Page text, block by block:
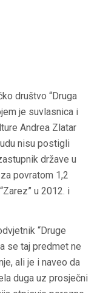
društvo “Druga
je suvlasnica i
Andrea Zlatar
nisu postigli
države u
povratom 1,2
u 2012. i
“Druge
se taj predmet ne
ali je i naveo da
duga uz prosječni